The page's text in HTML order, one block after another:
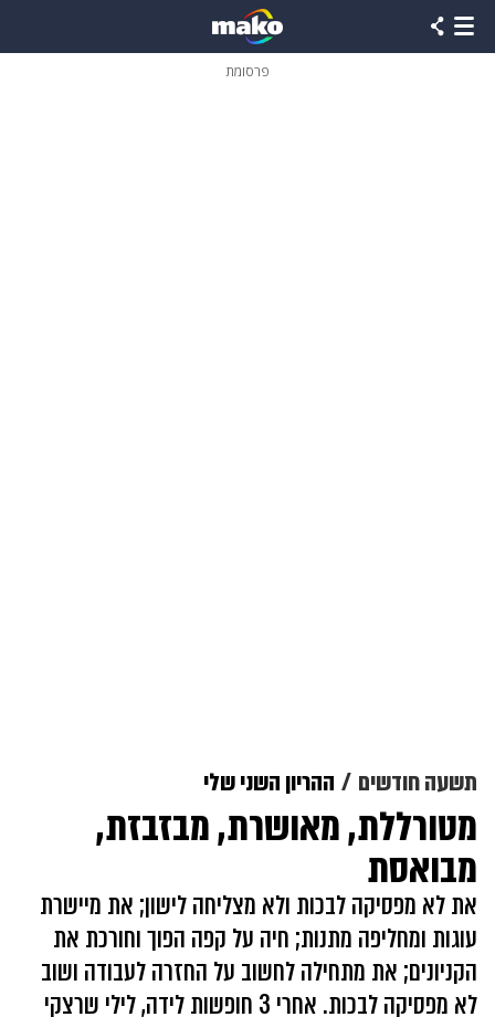
פרסומת
תשעה חודשים ההריון השני שלי
מטורללת, מאושרת, מבזבזת,
מבואסת
את לא מפסיקה לבכות ולא מצליחה לישון; את מיישרת
עוגות ומחליפה מתנות; חיה על קפה הפוך וחורכת את
הקניונים; את מתחילה לחשוב על החזרה לעבודה ושוב
לא מפסיקה לבכות. אחרי 3 חופשות לידה, לילי שרצקי